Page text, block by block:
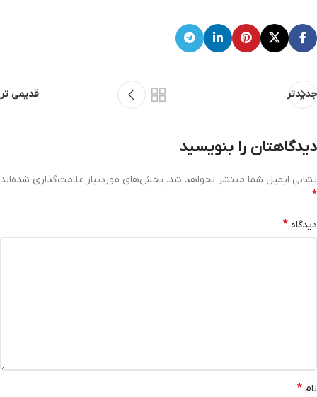
جدیدتر قدیمی تر
دیدگاهتان را بنویسید
نشانی ایمیل شما منتشر نخواهد شد. بخش‌های موردنیاز علامت‌گذاری شده‌اند
*
دیدگاه *
نام *